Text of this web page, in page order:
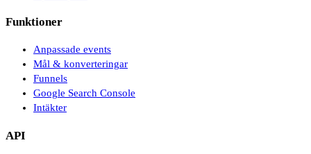
Funktioner
Anpassade events
Mål & konverteringar
Funnels
Google Search Console
Intäkter
API